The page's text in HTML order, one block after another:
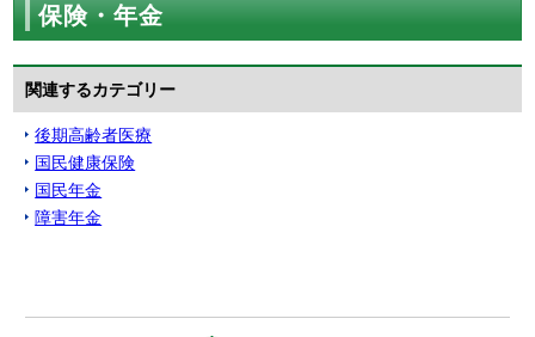
保険・年金
関連するカテゴリー
後期高齢者医療
国民健康保険
国民年金
障害年金